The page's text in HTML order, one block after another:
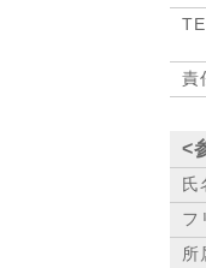
責
<
氏
フ
所